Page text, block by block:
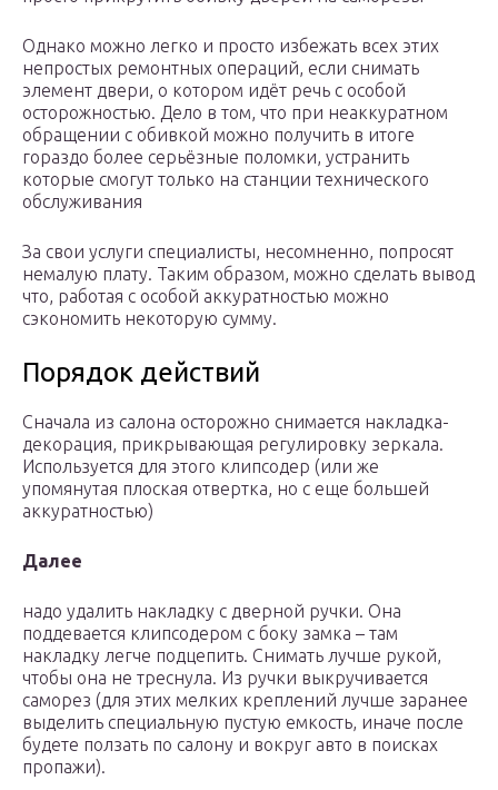
Однако можно легко и просто избежать всех этих
непростых ремонтных операций, если снимать
элемент двери, о котором идёт речь с особой
осторожностью. Дело в том, что при неаккуратном
обращении с обивкой можно получить в итоге
гораздо более серьёзные поломки, устранить
которые смогут только на станции технического
обслуживания
За свои услуги специалисты, несомненно, попросят
немалую плату. Таким образом, можно сделать вывод
что, работая с особой аккуратностью можно
сэкономить некоторую сумму.
Порядок действий
Сначала из салона осторожно снимается накладка-
декорация, прикрывающая регулировку зеркала.
Используется для этого клипсодер (или же
упомянутая плоская отвертка, но с еще большей
аккуратностью)
Далее
надо удалить накладку с дверной ручки. Она
поддевается клипсодером с боку замка – там
накладку легче подцепить. Снимать лучше рукой,
чтобы она не треснула. Из ручки выкручивается
саморез (для этих мелких креплений лучше заранее
выделить специальную пустую емкость, иначе после
будете ползать по салону и вокруг авто в поисках
пропажи).